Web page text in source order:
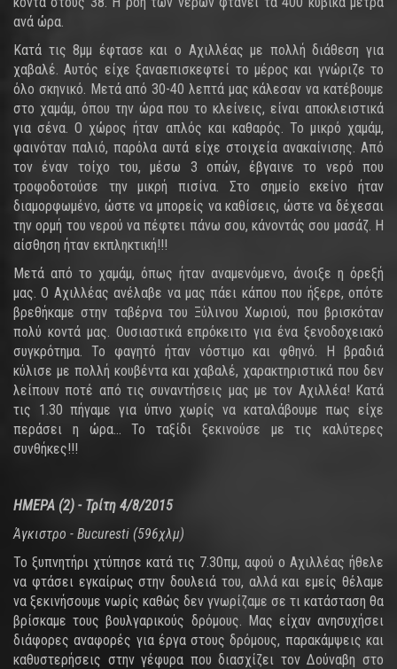
ανά ώρα.
Κατά τις 8μμ έφτασε και ο Αχιλλέας με πολλή διάθεση για
χαβαλέ. Αυτός είχε ξαναεπισκεφτεί το μέρος και γνώριζε το
όλο σκηνικό. Μετά από 30-40 λεπτά μας κάλεσαν να κατέβουμε
στο χαμάμ, όπου την ώρα που το κλείνεις, είναι αποκλειστικά
για σένα. Ο χώρος ήταν απλός και καθαρός. Το μικρό χαμάμ,
φαινόταν παλιό, παρόλα αυτά είχε στοιχεία ανακαίνισης. Από
τον έναν τοίχο του, μέσω 3 οπών, έβγαινε το νερό που
τροφοδοτούσε την μικρή πισίνα. Στο σημείο εκείνο ήταν
διαμορφωμένο, ώστε να μπορείς να καθίσεις, ώστε να δέχεσαι
την ορμή του νερού να πέφτει πάνω σου, κάνοντάς σου μασάζ. Η
αίσθηση ήταν εκπληκτική!!!
Μετά από το χαμάμ, όπως ήταν αναμενόμενο, άνοιξε η όρεξή
μας. Ο Αχιλλέας ανέλαβε να μας πάει κάπου που ήξερε, οπότε
βρεθήκαμε στην ταβέρνα του Ξύλινου Χωριού, που βρισκόταν
πολύ κοντά μας. Ουσιαστικά επρόκειτο για ένα ξενοδοχειακό
συγκρότημα. Το φαγητό ήταν νόστιμο και φθηνό. Η βραδιά
κύλισε με πολλή κουβέντα και χαβαλέ, χαρακτηριστικά που δεν
λείπουν ποτέ από τις συναντήσεις μας με τον Αχιλλέα! Κατά
τις 1.30 πήγαμε για ύπνο χωρίς να καταλάβουμε πως είχε
περάσει η ώρα... Το ταξίδι ξεκινούσε με τις καλύτερες
συνθήκες!!!
ΗΜΕΡΑ (2) - Τρίτη 4/8/2015
Άγκιστρο - Bucuresti (596χλμ)
Το ξυπνητήρι χτύπησε κατά τις 7.30πμ, αφού ο Αχιλλέας ήθελε
να φτάσει εγκαίρως στην δουλειά του, αλλά και εμείς θέλαμε
να ξεκινήσουμε νωρίς καθώς δεν γνωρίζαμε σε τι κατάσταση θα
βρίσκαμε τους βουλγαρικούς δρόμους. Μας είχαν ανησυχήσει
διάφορες αναφορές για έργα στους δρόμους, παρακάμψεις και
καθυστερήσεις στην γέφυρα που διασχίζει τον Δούναβη στο